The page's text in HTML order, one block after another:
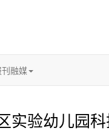
融媒
验幼儿园科